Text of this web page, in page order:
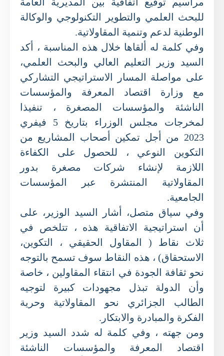
للبحث العلمي والتطوير التكنولوجي والوكالة
الوطنية لدعم وتنمية المقاولاتية.
وفي كلمة له ألقاها خلال هذه المناسبة ، أكد
السيد وزير التعليم العالي والبحث العلمي،
على مواصلة المسار الاستراتيجي التشاركي
مع وزارة اقتصاد المعرفة والمؤسسات
الناشئة والمؤسسات المصغرة ، تنفيذا
لمخرجات مجلس الوزراء بتاريخ 5 فيفري
2023 من أجل تمكين أصحاب المشاريع من
التكوين النوعي ، للحصول على الكفاءة
اللازمة لإنشاء شركات مصغرة بدور
المقاولاتية المنتشرة عبر المؤسسات
الجامعية.
وفي سياق متصل، أشار السيد الوزير، على
أن استراتيجية الاتفاقية هذه ، تتلخص في
ثلاث نقاط ( المقاول الحقيقي ، التكوين،
الاستحقاق) ، هذه النقاط سوف تسمح بالتوجه
نحو ثقافة الجودة في انتقاء المقاولين ، خاصة
وأن الدولة تبذل مجهودات كبيرة لتوجيه
الطالب الجزائري نحو المقاولاتية وحرية
الفكرة والمبادرة والابتكار.
ومن جهته ، وفي كلمة له شدد السيد وزير
اقتصاد المعرفة والمؤسسات الناشئة